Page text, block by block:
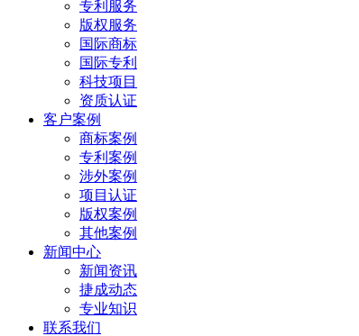
专利服务
版权服务
国际商标
国际专利
科技项目
资质认证
客户案例
商标案例
专利案例
涉外案例
项目认证
版权案例
其他案例
新闻中心
新闻资讯
捷成动态
专业知识
联系我们